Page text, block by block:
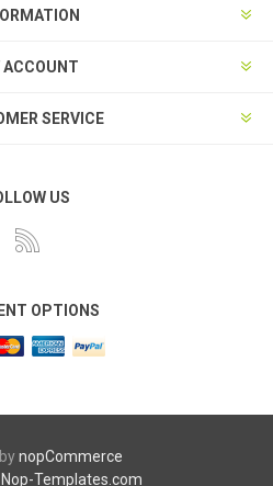
ACCOUNT
SERVICE
US
OPTIONS
nopCommerce
Nop-Templates.com